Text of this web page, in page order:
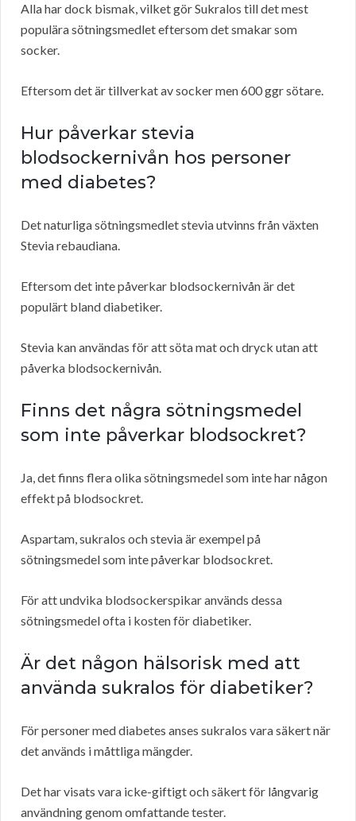
Alla har dock bismak, vilket gör Sukralos till det mest
populära sötningsmedlet eftersom det smakar som
socker.
Eftersom det är tillverkat av socker men 600 ggr sötare.
Hur påverkar stevia
blodsockernivån hos personer
med diabetes?
Det naturliga sötningsmedlet stevia utvinns från växten
Stevia rebaudiana.
Eftersom det inte påverkar blodsockernivån är det
populärt bland diabetiker.
Stevia kan användas för att söta mat och dryck utan att
påverka blodsockernivån.
Finns det några sötningsmedel
som inte påverkar blodsockret?
Ja, det finns flera olika sötningsmedel som inte har någon
effekt på blodsockret.
Aspartam, sukralos och stevia är exempel på
sötningsmedel som inte påverkar blodsockret.
För att undvika blodsockerspikar används dessa
sötningsmedel ofta i kosten för diabetiker.
Är det någon hälsorisk med att
använda sukralos för diabetiker?
För personer med diabetes anses sukralos vara säkert när
det används i måttliga mängder.
Det har visats vara icke-giftigt och säkert för långvarig
användning genom omfattande tester.